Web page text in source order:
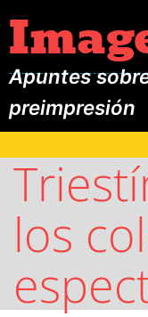
Apuntes
preimpresión
los